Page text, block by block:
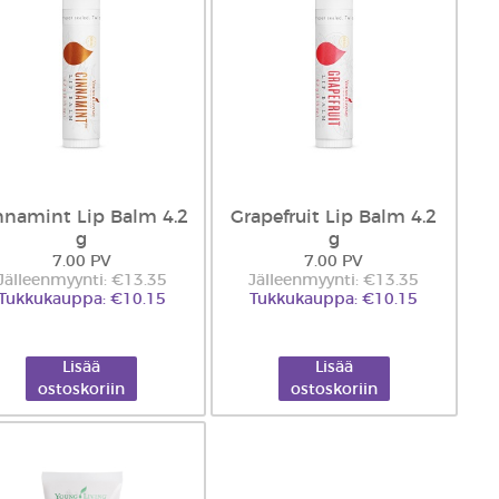
Lip Balm 4.2
g
7.00 PV
€13.35
Tukkukauppa: €10.15
Lisää
ostoskoriin
Grapefruit Lip Balm 4.2
g
7.00 PV
Jälleenmyynti: €13.35
Tukkukauppa: €10.15
Lisää
ostoskoriin